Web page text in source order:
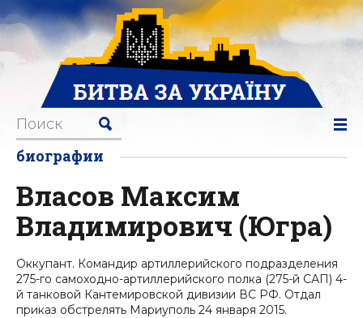
биографии
Власов Максим
Владимирович (Югра)
Оккупант. Командир артиллерийского подразделения
275-го самоходно-артиллерийского полка (275-й САП) 4-
й танковой Кантемировской дивизии ВС РФ. Отдал
приказ обстрелять Мариуполь 24 января 2015.